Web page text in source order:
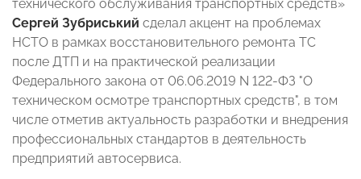
технического обслуживания транспортных средств»
Сергей Зубриський сделал акцент на проблемах
НСТО в рамках восстановительного ремонта ТС
после ДТП и на практической реализации
Федерального закона от 06.06.2019 N 122-ФЗ "О
техническом осмотре транспортных средств", в том
числе отметив актуальность разработки и внедрения
профессиональных стандартов в деятельность
предприятий автосервиса.